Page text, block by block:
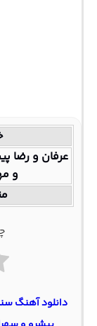
عرفان و رضا
و
دانلود آهنگ